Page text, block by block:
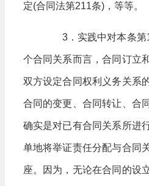
定(合同法第211条)，等等。
3．实践中对本条第1
个合同关系而言，合同订立
双方设定合同权利义务关系
合同的变更、合同转让、合
确实是对已有合同关系所进
单地将举证责任分配与合同
座。因为，无论在合同的设